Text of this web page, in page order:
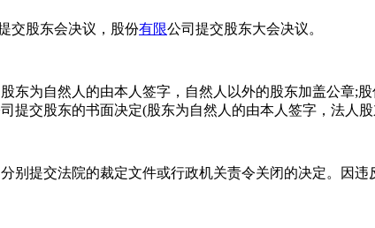
交股东会决议，股份有限公司提交股东大会决议。
东为自然人的由本人签字，自然人以外的股东加盖公章;
提交股东的书面决定(股东为自然人的由本人签字，法人
提交法院的裁定文件或行政机关责令关闭的决定。因违